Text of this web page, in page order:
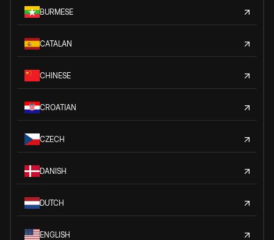
BURMESE
CATALAN
CHINESE
CROATIAN
CZECH
DANISH
DUTCH
ENGLISH